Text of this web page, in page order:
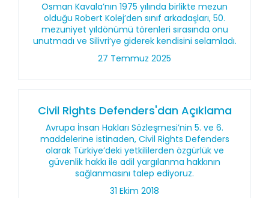
Osman Kavala’nın 1975 yılında birlikte mezun
olduğu Robert Kolej’den sınıf arkadaşları, 50.
mezuniyet yıldönümü törenleri sırasında onu
unutmadı ve Silivri’ye giderek kendisini selamladı.
27 Temmuz 2025
Civil Rights Defenders'dan Açıklama
Avrupa İnsan Hakları Sözleşmesi’nin 5. ve 6.
maddelerine istinaden, Civil Rights Defenders
olarak Türkiye’deki yetkililerden özgürlük ve
güvenlik hakkı ile adil yargılanma hakkının
sağlanmasını talep ediyoruz.
31 Ekim 2018